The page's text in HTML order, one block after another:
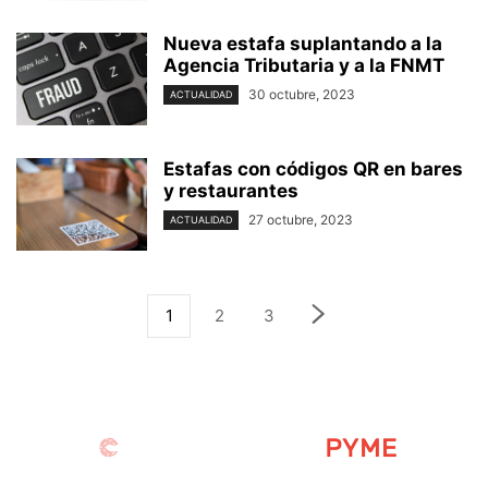
Nueva estafa suplantando a la
Agencia Tributaria y a la FNMT
ACTUALIDAD 30 octubre, 2023
Estafas con códigos QR en bares
y restaurantes
ACTUALIDAD 27 octubre, 2023
1 2 3